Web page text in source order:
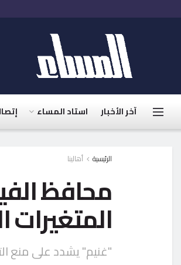
آخر الأخبار استاد المساء
الرئيسية أهالينا
محافظ
المتغيرات
"غنيم" يشدد على منع